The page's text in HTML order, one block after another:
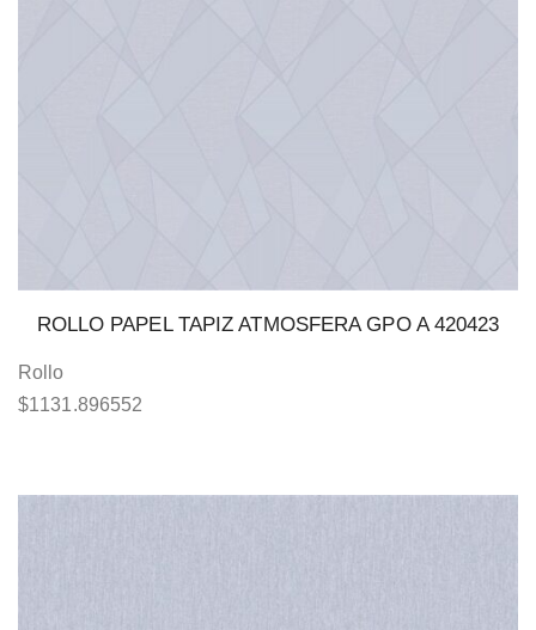
ROLLO PAPEL TAPIZ ATMOSFERA GPO A 420423
Rollo
$1131.896552